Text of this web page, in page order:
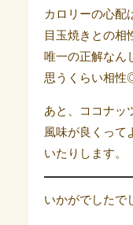
カロリーの心配
目玉焼きとの相
唯一の正解なん
思うくらい相性
あと、ココナッ
風味が良くって
いたりします。
いかがでしたで